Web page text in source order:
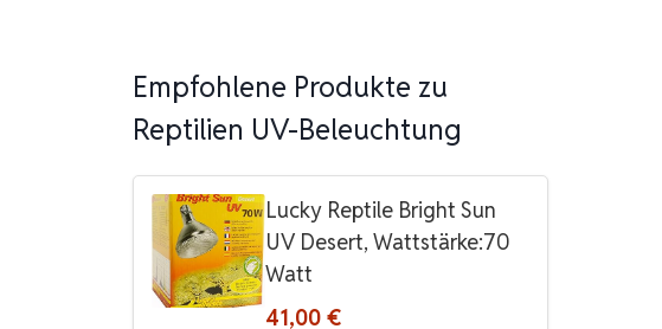
Empfohlene Produkte zu
Reptilien UV-Beleuchtung
Lucky Reptile Bright Sun
UV Desert, Wattstärke:70
Watt
41,00 €